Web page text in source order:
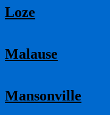
Loze
Malause
Mansonville